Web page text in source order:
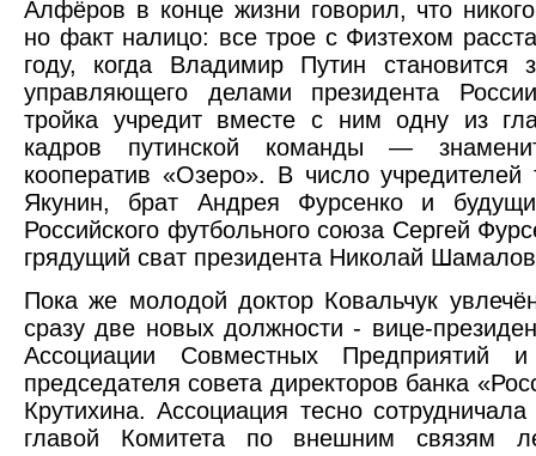
Алфёров в конце жизни говорил, что
но факт налицо: все трое с Физтехом
году, когда Владимир Путин становится
управляющего делами президента
тройка учредит вместе с ним одну из
кадров путинской команды —
кооператив «Озеро». В число
Якунин, брат Андрея Фурсенко и
Российского футбольного союза Сергей
грядущий сват президента Николай
Пока же молодой доктор Ковальчук
сразу две новых должности - вице-
Ассоциации Совместных Предприятий и
председателя совета директоров банка
Крутихина. Ассоциация тесно
главой Комитета по внешним связям